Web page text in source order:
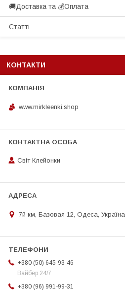
🚚Доставка та 💰Оплата
Статті
КОНТАКТИ
www.mirkleenki.shop
Світ Клейонки
7й км, Базовая 12, Одеса, Україна
+380 (50) 645-93-46
Вайбер 24/7
+380 (96) 991-99-31